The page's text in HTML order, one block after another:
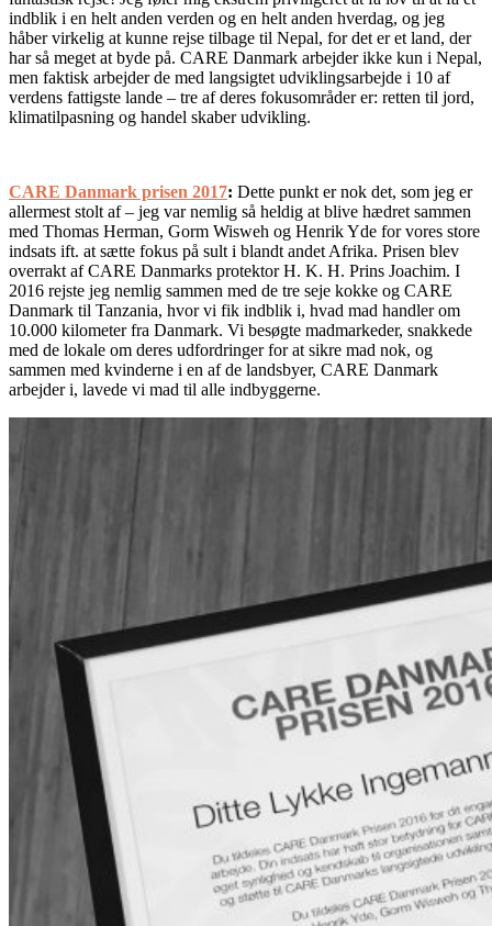
indblik i en helt anden verden og en helt anden hverdag, og jeg
håber virkelig at kunne rejse tilbage til Nepal, for det er et land, der
har så meget at byde på. CARE Danmark arbejder ikke kun i Nepal,
men faktisk arbejder de med langsigtet udviklingsarbejde i 10 af
verdens fattigste lande – tre af deres fokusområder er: retten til jord,
klimatilpasning og handel skaber udvikling.
CARE Danmark prisen 2017: Dette punkt er nok det, som jeg er
allermest stolt af – jeg var nemlig så heldig at blive hædret sammen
med Thomas Herman, Gorm Wisweh og Henrik Yde for vores store
indsats ift. at sætte fokus på sult i blandt andet Afrika. Prisen blev
overrakt af CARE Danmarks protektor H. K. H. Prins Joachim. I
2016 rejste jeg nemlig sammen med de tre seje kokke og CARE
Danmark til Tanzania, hvor vi fik indblik i, hvad mad handler om
10.000 kilometer fra Danmark. Vi besøgte madmarkeder, snakkede
med de lokale om deres udfordringer for at sikre mad nok, og
sammen med kvinderne i en af de landsbyer, CARE Danmark
arbejder i, lavede vi mad til alle indbyggerne.